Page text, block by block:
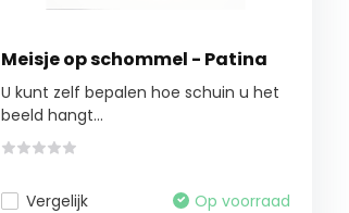
Meisje op schommel - Patina
U kunt zelf bepalen hoe schuin u het
beeld hangt...
Vergelijk Op voorraad